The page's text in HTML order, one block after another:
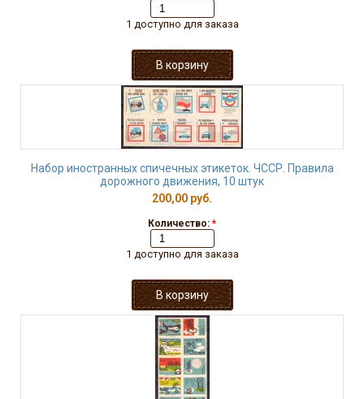
1 доступно для заказа
Набор иностранных спичечных этикеток. ЧССР. Правила
дорожного движения, 10 штук
200,00 руб.
Количество: *
1 доступно для заказа